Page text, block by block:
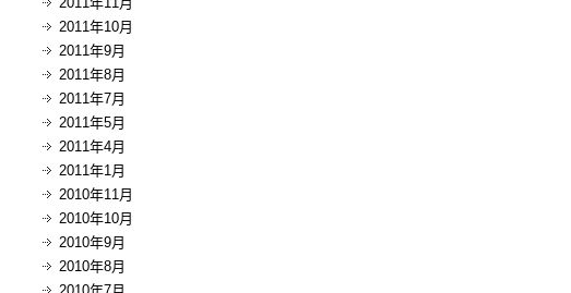
2011年10月
2011年9月
2011年8月
2011年7月
2011年5月
2011年4月
2011年1月
2010年11月
2010年10月
2010年9月
2010年8月